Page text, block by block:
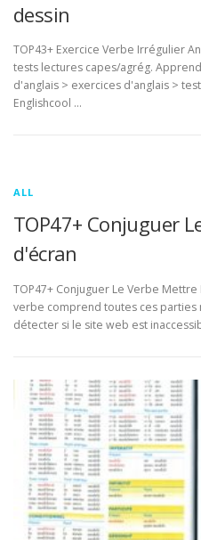
dessin
TOP43+ Exercice Verbe Irrégulier
tests lectures capes/agrég.
d'anglais > exercices d'anglais >
Englishcool …
ALL
TOP47+ Conjuguer
d'écran
TOP47+ Conjuguer Le Verbe
verbe comprend toutes ces
détecter si le site web est